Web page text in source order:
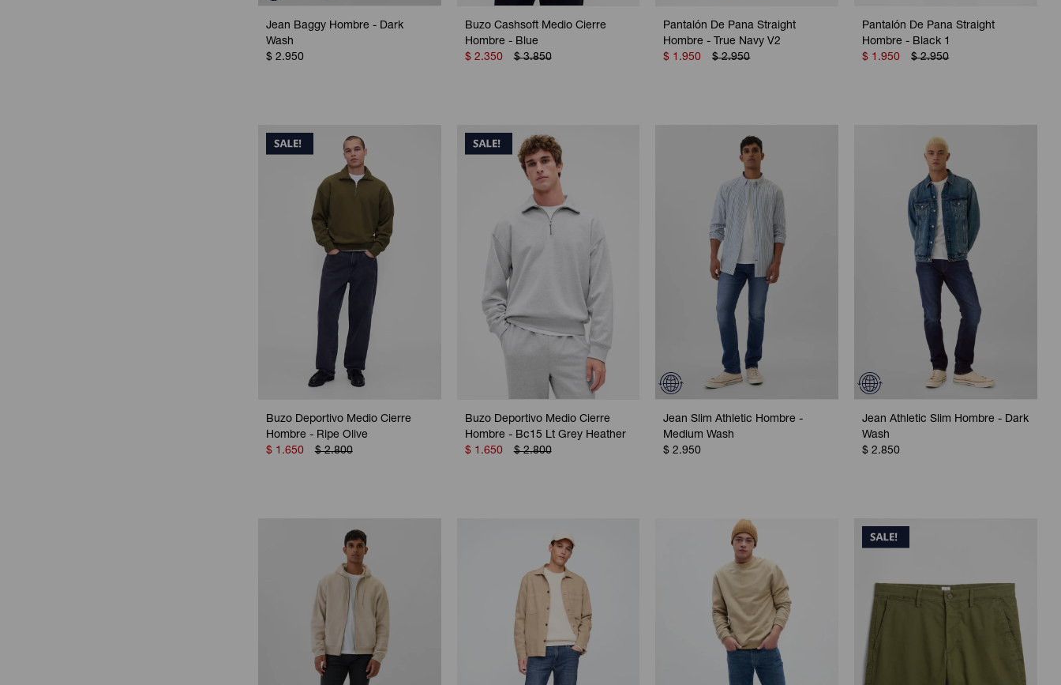
Jean Baggy Hombre - Dark
Wash
$ 2.950
Buzo Cashsoft Medio Cierre
Hombre - Blue
$ 2.350 $ 3.850
Pantalón De Pana Straight
Hombre - True Navy V2
$ 1.950 $ 2.950
Pantalón De Pana Straight
Hombre - Black 1
$ 1.950 $ 2.950
Buzo Deportivo Medio Cierre
Hombre - Ripe Olive
$ 1.650 $ 2.800
Buzo Deportivo Medio Cierre
Hombre - Bc15 Lt Grey Heather
$ 1.650 $ 2.800
Jean Slim Athletic Hombre -
Medium Wash
$ 2.950
Jean Athletic Slim Hombre - Dark
Wash
$ 2.850